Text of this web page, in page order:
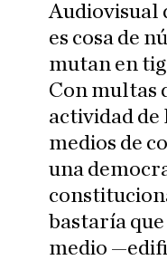
Audiovisual
es cosa de
mutan en
Con multas
actividad de
medios de
una
bastaría
medio